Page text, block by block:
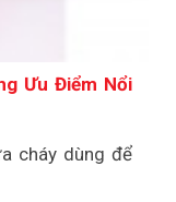
Ưu Điểm Nổi
cháy dùng để